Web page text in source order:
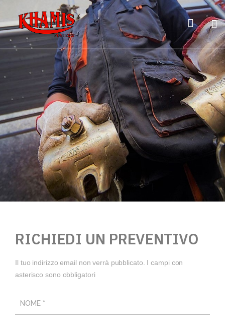
RICHIEDI UN PREVENTIVO
Il tuo indirizzo email non verrà pubblicato. I campi con
asterisco sono obbligatori